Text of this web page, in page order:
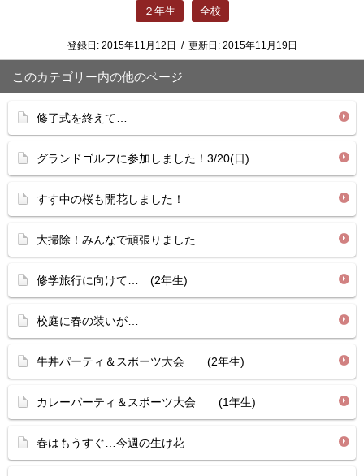
２年生
全校
登録日: 2015年11月12日 / 更新日: 2015年11月19日
このカテゴリー内の他のページ
修了式を終えて…
グランドゴルフに参加しました！3/20(日)
すす中の桜も開花しました！
大掃除！みんなで頑張りました
修学旅行に向けて… (2年生)
校庭に春の装いが…
牛丼パーティ＆スポーツ大会 (2年生)
カレーパーティ＆スポーツ大会 (1年生)
春はもうすぐ…今週の生け花